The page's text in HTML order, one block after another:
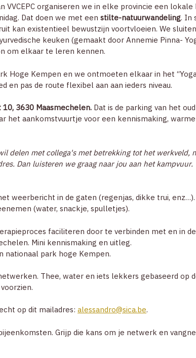
VVCEPC organiseren we in elke provincie een
Dat doen we met een stilte-natuurwandeling. In
kan existentieel bewustzijn voortvloeien. We
keuken (gemaakt door Annemie Pinna-
om elkaar te leren kennen.
Hoge Kempen en we ontmoeten elkaar in het
en pas de route flexibel aan aan ieders niveau.
3630 Maasmechelen. Dat is de parking van het
het aankomstvuurtje voor een kennismaking,
delen met collega's met betrekking tot het werkveld,
Dan luisteren we graag naar jou aan het kampvuur.
weerbericht in de gaten (regenjas, dikke trui, enz…).
(water, snackje, spulletjes).
faciliteren door te verbinden met en in
Mini kennismaking en uitleg.
nationaal park hoge Kempen.
Thee, water en iets lekkers gebaseerd op
op dit mailadres: alessandro@sica.be.
Grijp die kans om je netwerk en